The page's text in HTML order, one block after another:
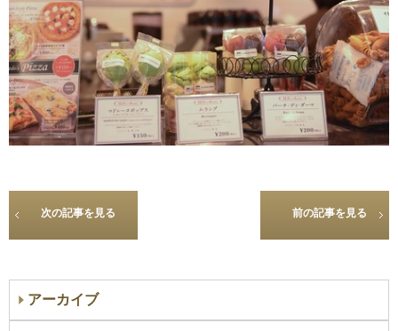
次の記事を見る 前の記事を見る
アーカイブ